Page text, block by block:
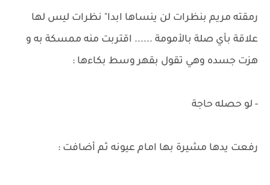
رمقته مريم بنظرات لن ينساها ابدا" نظرات ليس لها
علاقة بأي صلة بالأمومة ...... اقتربت منه ممسكة به و
هزت جسده وهي تقول بقهر وسط بكاءها :
- لو حصله حاجة
رفعت يدها مشيرة بها امام عيونه ثم أضافت :